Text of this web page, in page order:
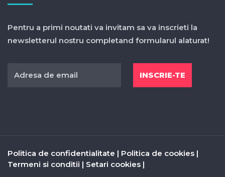
Pentru a primi noutati va invitam sa va inscrieti la
newsletterul nostru completand formularul alaturat!
Politica de confidentialitate | Politica de cookies |
Termeni si conditii | Setari cookies |